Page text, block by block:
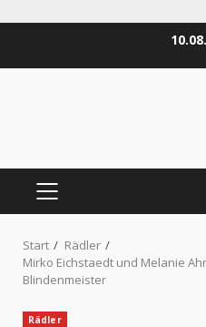
PRIMÄRES
Start
Rädler
Mirko Eichstaedt und Melanie
Blindenmeister
Rädler